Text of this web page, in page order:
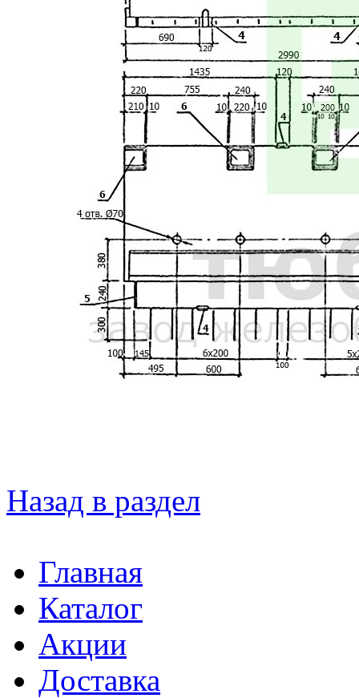
Назад в раздел
Главная
Каталог
Акции
Доставка